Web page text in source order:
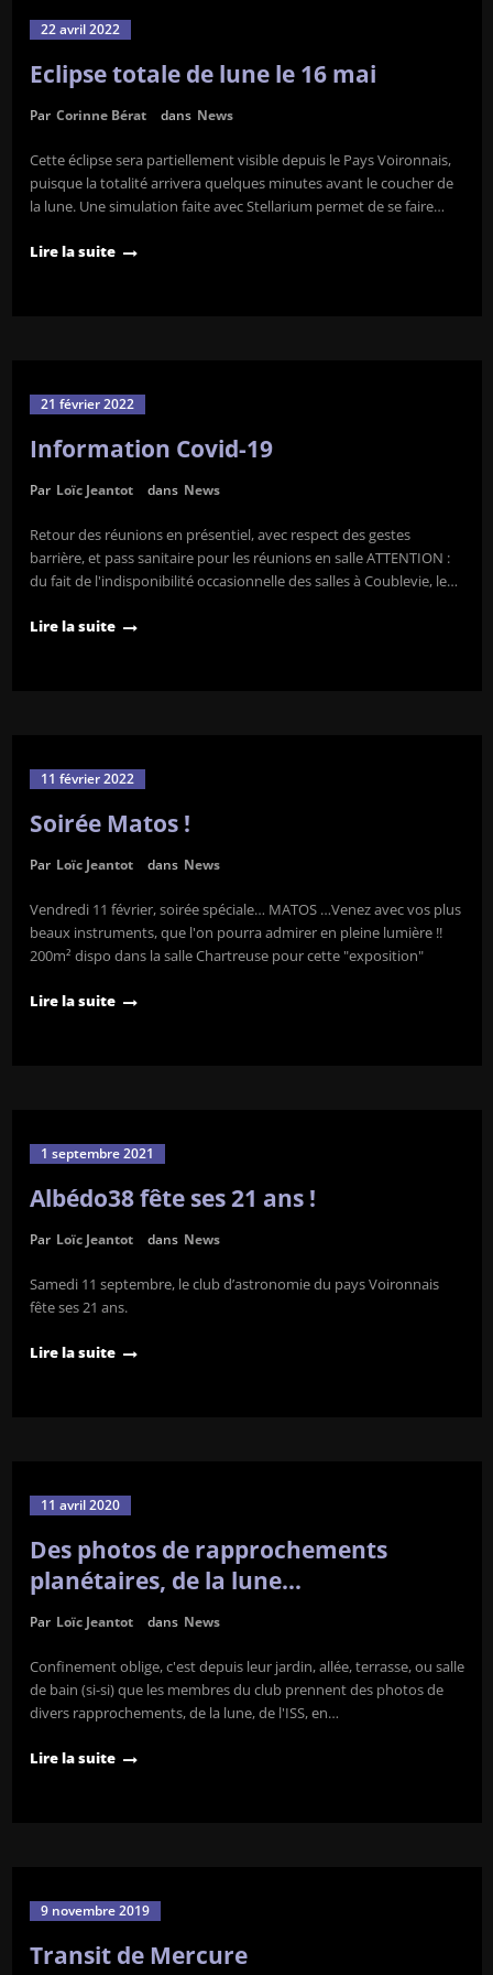
22 avril 2022
Eclipse totale de lune le 16 mai
Par Corinne Bérat dans News
Cette éclipse sera partiellement visible depuis le Pays Voironnais,
puisque la totalité arrivera quelques minutes avant le coucher de
la lune. Une simulation faite avec Stellarium permet de se faire…
Lire la suite
21 février 2022
Information Covid-19
Par Loïc Jeantot dans News
Retour des réunions en présentiel, avec respect des gestes
barrière, et pass sanitaire pour les réunions en salle ATTENTION :
du fait de l'indisponibilité occasionnelle des salles à Coublevie, le…
Lire la suite
11 février 2022
Soirée Matos !
Par Loïc Jeantot dans News
Vendredi 11 février, soirée spéciale… MATOS …Venez avec vos plus
beaux instruments, que l'on pourra admirer en pleine lumière !!
200m² dispo dans la salle Chartreuse pour cette "exposition"
Lire la suite
1 septembre 2021
Albédo38 fête ses 21 ans !
Par Loïc Jeantot dans News
Samedi 11 septembre, le club d’astronomie du pays Voironnais
fête ses 21 ans.
Lire la suite
11 avril 2020
Des photos de rapprochements
planétaires, de la lune…
Par Loïc Jeantot dans News
Confinement oblige, c'est depuis leur jardin, allée, terrasse, ou salle
de bain (si-si) que les membres du club prennent des photos de
divers rapprochements, de la lune, de l'ISS, en…
Lire la suite
9 novembre 2019
Transit de Mercure